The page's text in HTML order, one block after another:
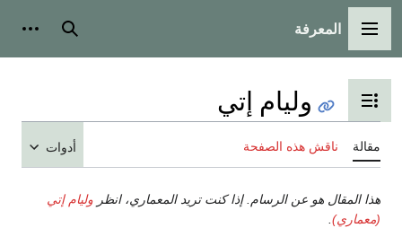
القائمة الرئيسية
المعرفة بحث
تبديل عرض جدول المحتويات
وليام إتي
مقالة ناقش هذه الصفحة أدوات
هذا المقال هو عن الرسام. إذا كنت تريد المعماري، انظر وليام إتي
(معماري)